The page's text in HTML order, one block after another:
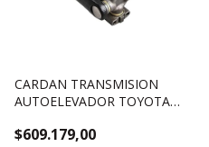
CARDAN TRANSMISION
AUTOELEVADOR TOYOTA
3000KG
$609.179,00